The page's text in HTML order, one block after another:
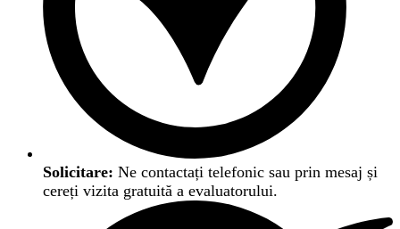
Solicitare: Ne contactați telefonic sau prin mesaj și
cereți vizita gratuită a evaluatorului.